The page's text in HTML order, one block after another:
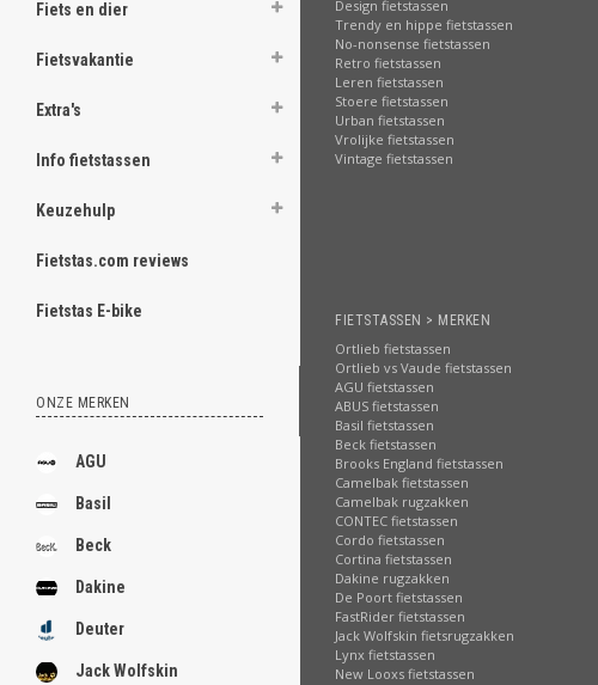
Fiets en dier
Fietsvakantie
Extra's
Info fietstassen
Keuzehulp
Fietstas.com reviews
Fietstas E-bike
ONZE MERKEN
AGU
Basil
Beck
Dakine
Deuter
Jack Wolfskin
Design fietstassen
Trendy en hippe fietstassen
No-nonsense fietstassen
Retro fietstassen
Leren fietstassen
Stoere fietstassen
Urban fietstassen
Vrolijke fietstassen
Vintage fietstassen
FIETSTASSEN > MERKEN
Ortlieb fietstassen
Ortlieb vs Vaude fietstassen
AGU fietstassen
ABUS fietstassen
Basil fietstassen
Beck fietstassen
Brooks England fietstassen
Camelbak fietstassen
Camelbak rugzakken
CONTEC fietstassen
Cordo fietstassen
Cortina fietstassen
Dakine rugzakken
De Poort fietstassen
FastRider fietstassen
Jack Wolfskin fietsrugzakken
Lynx fietstassen
New Looxs fietstassen